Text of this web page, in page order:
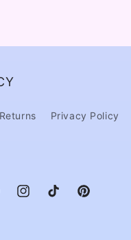
Privacy Policy
InstagramTikTok Pinterest